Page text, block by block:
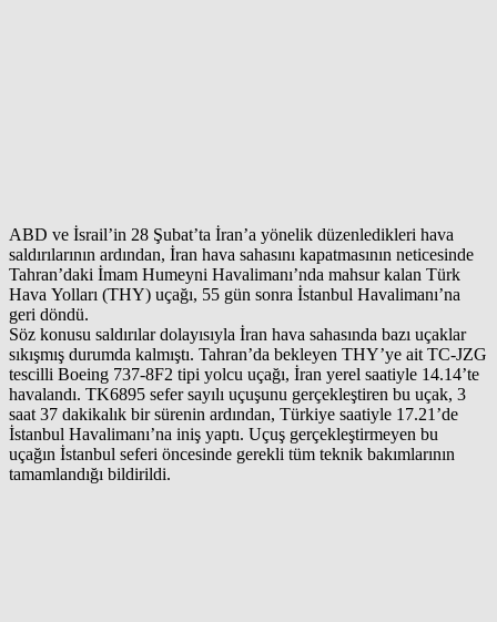
ABD ve İsrail’in 28 Şubat’ta İran’a yönelik düzenledikleri hava
saldırılarının ardından, İran hava sahasını kapatmasının neticesinde
Tahran’daki İmam Humeyni Havalimanı’nda mahsur kalan Türk
Hava Yolları (THY) uçağı, 55 gün sonra İstanbul Havalimanı’na
geri döndü.
Söz konusu saldırılar dolayısıyla İran hava sahasında bazı uçaklar
sıkışmış durumda kalmıştı. Tahran’da bekleyen THY’ye ait TC-JZG
tescilli Boeing 737-8F2 tipi yolcu uçağı, İran yerel saatiyle 14.14’te
havalandı. TK6895 sefer sayılı uçuşunu gerçekleştiren bu uçak, 3
saat 37 dakikalık bir sürenin ardından, Türkiye saatiyle 17.21’de
İstanbul Havalimanı’na iniş yaptı. Uçuş gerçekleştirmeyen bu
uçağın İstanbul seferi öncesinde gerekli tüm teknik bakımlarının
tamamlandığı bildirildi.